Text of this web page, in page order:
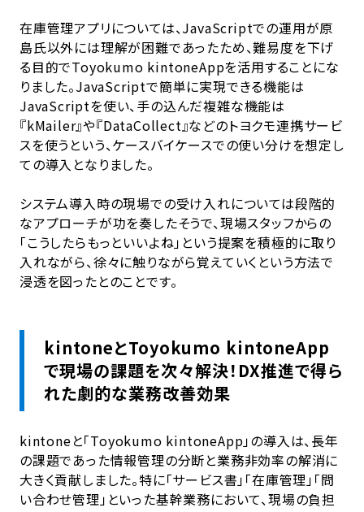
在庫管理アプリについては、JavaScriptでの運用が原
島氏以外には理解が困難であったため、難易度を下げ
る目的でToyokumo kintoneAppを活用することにな
りました。JavaScriptで簡単に実現できる機能は
JavaScriptを使い、手の込んだ複雑な機能は
『kMailer』や『DataCollect』などのトヨクモ連携サービ
スを使うという、ケースバイケースでの使い分けを想定し
ての導入となりました。
システム導入時の現場での受け入れについては段階的
なアプローチが功を奏したそうで、現場スタッフからの
「こうしたらもっといいよね」という提案を積極的に取り
入れながら、徐々に触りながら覚えていくという方法で
浸透を図ったとのことです。
kintoneとToyokumo kintoneApp
で現場の課題を次々解決！DX推進で得ら
れた劇的な業務改善効果
kintoneと「Toyokumo kintoneApp」の導入は、長年
の課題であった情報管理の分断と業務非効率の解消に
大きく貢献しました。特に「サービス書」「在庫管理」「問
い合わせ管理」といった基幹業務において、現場の負担